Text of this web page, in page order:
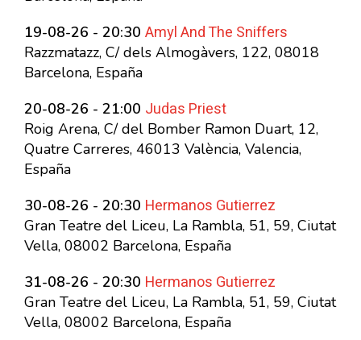
19-08-26 - 20:30 Amyl And The Sniffers
Razzmatazz, C/ dels Almogàvers, 122, 08018
Barcelona, España
20-08-26 - 21:00 Judas Priest
Roig Arena, C/ del Bomber Ramon Duart, 12,
Quatre Carreres, 46013 València, Valencia,
España
30-08-26 - 20:30 Hermanos Gutierrez
Gran Teatre del Liceu, La Rambla, 51, 59, Ciutat
Vella, 08002 Barcelona, España
31-08-26 - 20:30 Hermanos Gutierrez
Gran Teatre del Liceu, La Rambla, 51, 59, Ciutat
Vella, 08002 Barcelona, España